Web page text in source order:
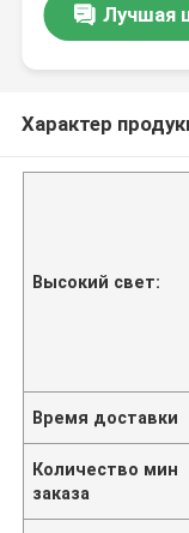
Лучшая
Характер
Высокий свет:
Время доставки
Количество мин
заказа